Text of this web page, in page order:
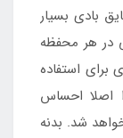
قایق بادی بسیار
در هر محفظه
استفاده
اصلا احساس
شد. بدنه